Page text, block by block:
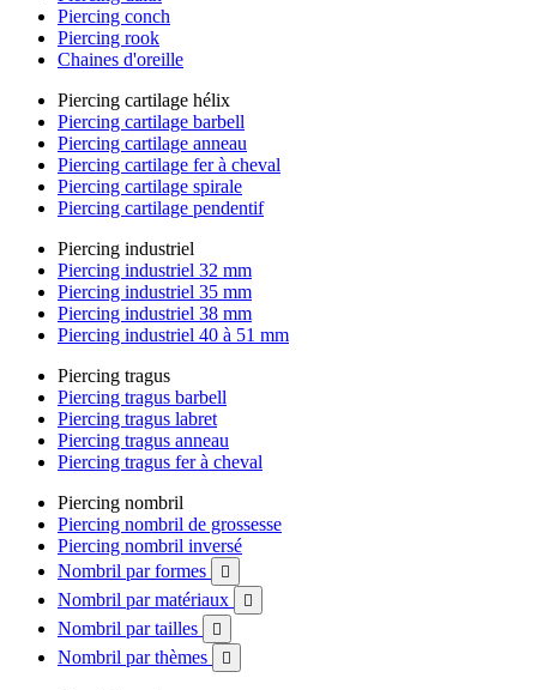
Piercing conch
Piercing rook
Chaines d'oreille
Piercing cartilage hélix
Piercing cartilage barbell
Piercing cartilage anneau
Piercing cartilage fer à cheval
Piercing cartilage spirale
Piercing cartilage pendentif
Piercing industriel
Piercing industriel 32 mm
Piercing industriel 35 mm
Piercing industriel 38 mm
Piercing industriel 40 à 51 mm
Piercing tragus
Piercing tragus barbell
Piercing tragus labret
Piercing tragus anneau
Piercing tragus fer à cheval
Piercing nombril
Piercing nombril de grossesse
Piercing nombril inversé
Nombril par formes

Nombril par matériaux 
Nombril par tailles 
Nombril par thèmes 